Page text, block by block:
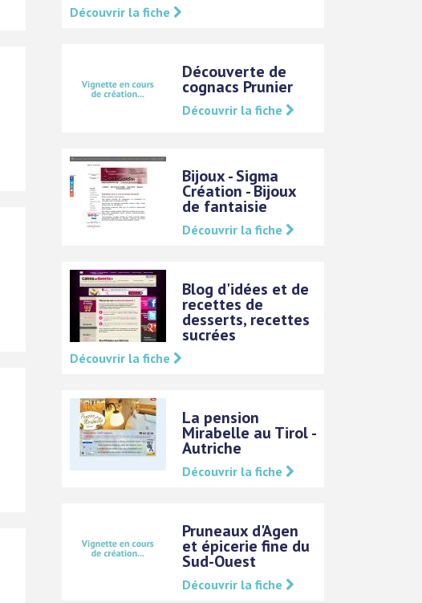
Découvrir la fiche
Découverte de
cognacs Prunier
Découvrir la fiche
Bijoux - Sigma
Création - Bijoux
de fantaisie
Découvrir la fiche
Blog d'idées et de
recettes de
desserts, recettes
sucrées
Découvrir la fiche
La pension
Mirabelle au Tirol -
Autriche
Découvrir la fiche
Pruneaux d'Agen
et épicerie fine du
Sud-Ouest
Découvrir la fiche